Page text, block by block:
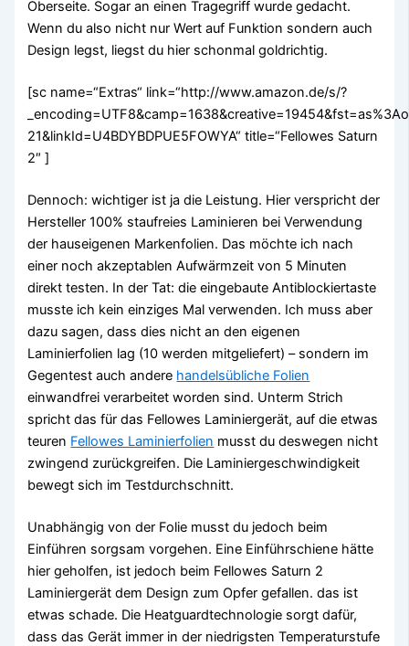
Oberseite. Sogar an einen Tragegriff wurde gedacht.
Wenn du also nicht nur Wert auf Funktion sondern auch
Design legst, liegst du hier schonmal goldrichtig.
[sc name=“Extras“ link=“http://www.amazon.de/s/?
21&linkId=U4BDYBDPUE5FOWYA“ title=“Fellowes Saturn
2″ ]
Dennoch: wichtiger ist ja die Leistung. Hier verspricht der
Hersteller 100% staufreies Laminieren bei Verwendung
der hauseigenen Markenfolien. Das möchte ich nach
einer noch akzeptablen Aufwärmzeit von 5 Minuten
direkt testen. In der Tat: die eingebaute Antiblockiertaste
musste ich kein einziges Mal verwenden. Ich muss aber
dazu sagen, dass dies nicht an den eigenen
Laminierfolien lag (10 werden mitgeliefert) – sondern im
Gegentest auch andere handelsübliche Folien
einwandfrei verarbeitet worden sind. Unterm Strich
spricht das für das Fellowes Laminiergerät, auf die etwas
teuren Fellowes Laminierfolien musst du deswegen nicht
zwingend zurückgreifen. Die Laminiergeschwindigkeit
bewegt sich im Testdurchschnitt.
Unabhängig von der Folie musst du jedoch beim
Einführen sorgsam vorgehen. Eine Einführschiene hätte
hier geholfen, ist jedoch beim Fellowes Saturn 2
Laminiergerät dem Design zum Opfer gefallen. das ist
etwas schade. Die Heatguardtechnologie sorgt dafür,
dass das Gerät immer in der niedrigsten Temperaturstufe